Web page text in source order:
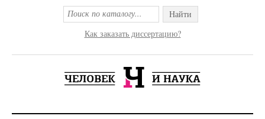
Найти
Как заказать диссертацию?